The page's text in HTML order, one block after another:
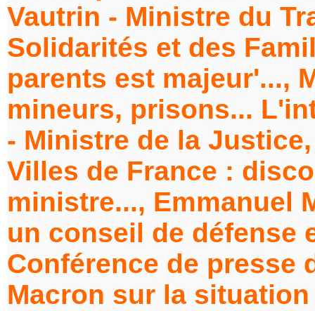
Vautrin - Ministre du
Solidarités et des
parents est majeur'...,
mineurs, prisons...
- Ministre de la
Villes de France :
ministre..., Emmanuel
un conseil de défense
Conférence de presse
Macron sur la